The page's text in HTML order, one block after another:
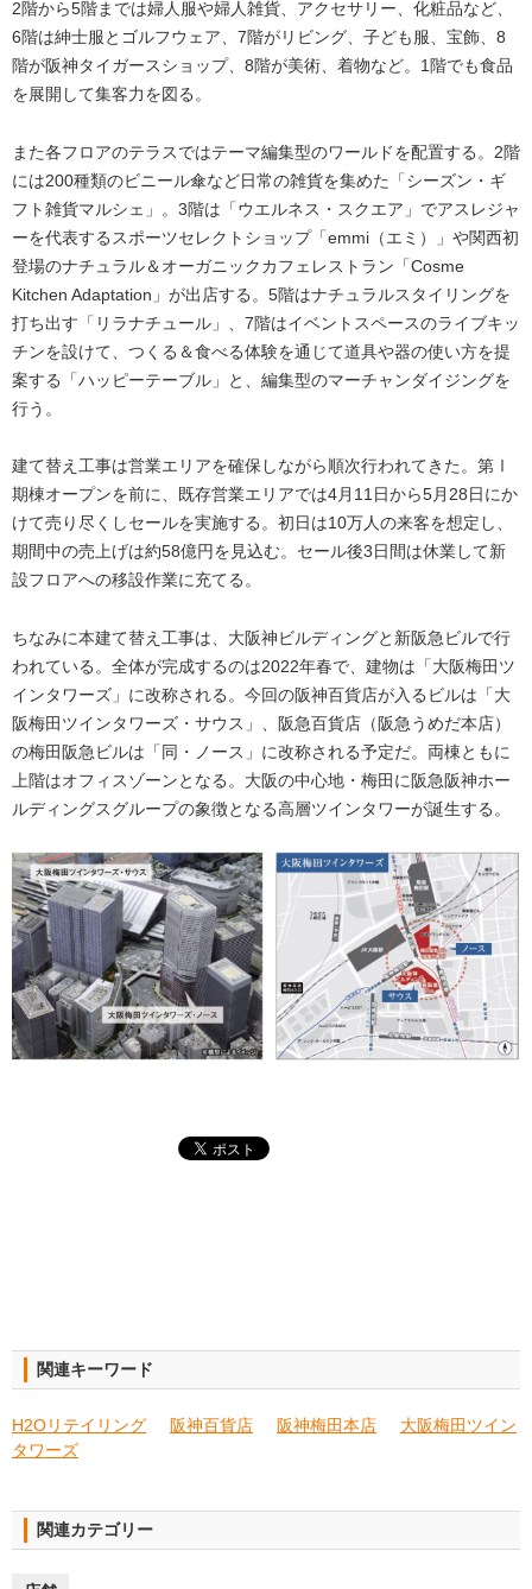
2階から5階までは婦人服や婦人雑貨、アクセサリー、化粧品など、
6階は紳士服とゴルフウェア、7階がリビング、子ども服、宝飾、8
階が阪神タイガースショップ、8階が美術、着物など。1階でも食品
を展開して集客力を図る。
また各フロアのテラスではテーマ編集型のワールドを配置する。2階
には200種類のビニール傘など日常の雑貨を集めた「シーズン・ギ
フト雑貨マルシェ」。3階は「ウエルネス・スクエア」でアスレジャ
ーを代表するスポーツセレクトショップ「emmi（エミ）」や関西初
登場のナチュラル＆オーガニックカフェレストラン「Cosme
Kitchen Adaptation」が出店する。5階はナチュラルスタイリングを
打ち出す「リラナチュール」、7階はイベントスペースのライブキッ
チンを設けて、つくる＆食べる体験を通じて道具や器の使い方を提
案する「ハッピーテーブル」と、編集型のマーチャンダイジングを
行う。
建て替え工事は営業エリアを確保しながら順次行われてきた。第Ⅰ
期棟オープンを前に、既存営業エリアでは4月11日から5月28日にか
けて売り尽くしセールを実施する。初日は10万人の来客を想定し、
期間中の売上げは約58億円を見込む。セール後3日間は休業して新
設フロアへの移設作業に充てる。
ちなみに本建て替え工事は、大阪神ビルディングと新阪急ビルで行
われている。全体が完成するのは2022年春で、建物は「大阪梅田ツ
インタワーズ」に改称される。今回の阪神百貨店が入るビルは「大
阪梅田ツインタワーズ・サウス」、阪急百貨店（阪急うめだ本店）
の梅田阪急ビルは「同・ノース」に改称される予定だ。両棟ともに
上階はオフィスゾーンとなる。大阪の中心地・梅田に阪急阪神ホー
ルディングスグループの象徴となる高層ツインタワーが誕生する。
関連キーワード
H2Oリテイリング 阪神百貨店 阪神梅田本店
大阪梅田ツイン
タワーズ
関連カテゴリー